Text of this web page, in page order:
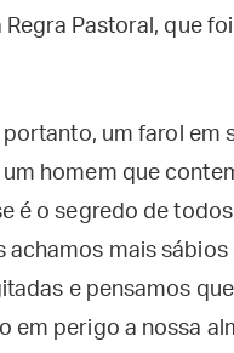
Pastoral, que
um farol em
homem que
é o segredo de
achamos mais
e pensamos
em perigo a nossa